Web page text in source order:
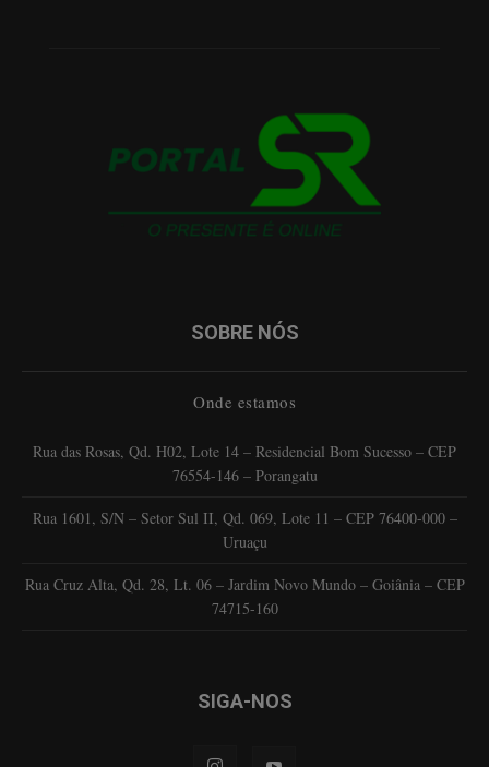
SOBRE NÓS
Onde estamos
Rua das Rosas, Qd. H02, Lote 14 – Residencial Bom Sucesso – CEP
76554-146 – Porangatu
Rua 1601, S/N – Setor Sul II, Qd. 069, Lote 11 – CEP 76400-000 –
Uruaçu
Rua Cruz Alta, Qd. 28, Lt. 06 – Jardim Novo Mundo – Goiânia – CEP
74715-160
SIGA-NOS